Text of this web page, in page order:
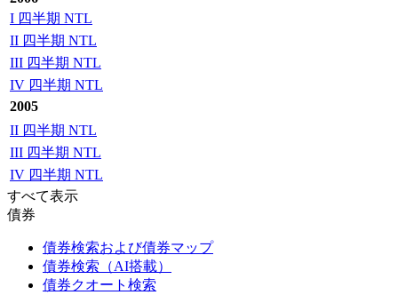
I 四半期 NTL
II 四半期 NTL
III 四半期 NTL
IV 四半期 NTL
2005
II 四半期 NTL
III 四半期 NTL
IV 四半期 NTL
すべて表示
債券
債券検索および債券マップ
債券検索（AI搭載）
債券クオート検索